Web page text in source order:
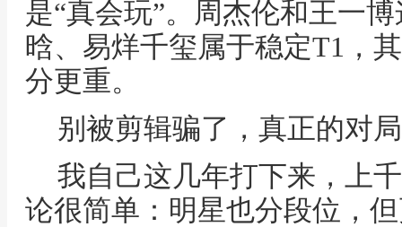
是“真会玩”。周杰伦和王一
晗、易烊千玺属于稳定T1，
分更重。
别被剪辑骗了，真正的对
我自己这几年打下来，上
论很简单：明星也分段位，